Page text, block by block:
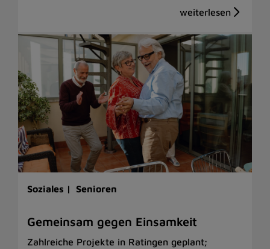
Soziales | Senioren
Gemeinsam gegen Einsamkeit
Zahlreiche Projekte in Ratingen geplant;